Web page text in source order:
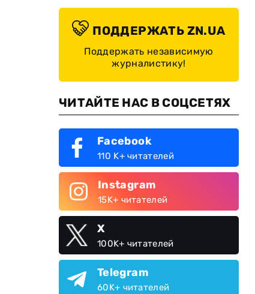
ПОДДЕРЖАТЬ ZN.UA
Поддержать независимую
журналистику!
ЧИТАЙТЕ НАС В СОЦСЕТЯХ
Facebook
110 K+ читателей
Instagram
15K+ читателей
X
100K+ читателей
Telegram
60K+ читателей